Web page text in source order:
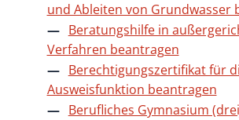
und Ableiten von Grundwasser
Beratungshilfe in
Verfahren beantragen
Berechtigungszertifikat für
Ausweisfunktion beantragen
Berufliches Gymnasium